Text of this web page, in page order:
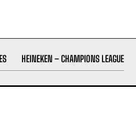
HEINEKEN – CHAMPIONS LEAGUE